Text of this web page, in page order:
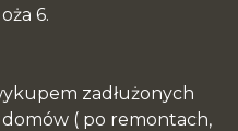
6.
zadłużonych
( po remontach,